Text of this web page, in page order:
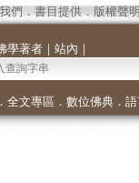
們 ． 書目提供． 版權聲明
學著者｜ 站內 ｜
全文專區 ． 數位佛典．